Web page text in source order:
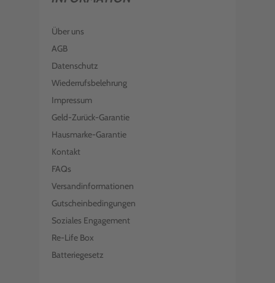
Über uns
AGB
Datenschutz
Wiederrufsbelehrung
Impressum
Geld-Zurück-Garantie
Hausmarke-Garantie
Kontakt
FAQs
Versandinformationen
Gutscheinbedingungen
Soziales Engagement
Re-Life Box
Batteriegesetz